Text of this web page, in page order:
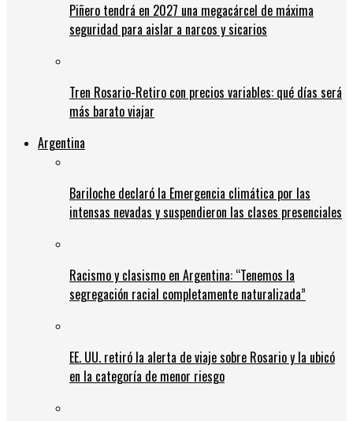
Piñero tendrá en 2027 una megacárcel de máxima
seguridad para aislar a narcos y sicarios
Tren Rosario-Retiro con precios variables: qué días será
más barato viajar
Argentina
Bariloche declaró la Emergencia climática por las
intensas nevadas y suspendieron las clases presenciales
Racismo y clasismo en Argentina: “Tenemos la
segregación racial completamente naturalizada”
EE. UU. retiró la alerta de viaje sobre Rosario y la ubicó
en la categoría de menor riesgo